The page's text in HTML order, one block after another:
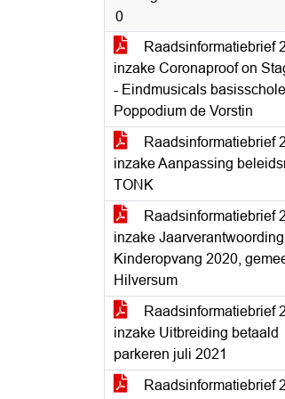
0
Raadsinformatiebrief
inzake Coronaproof on
- Eindmusicals
Poppodium de Vorstin
Raadsinformatiebrief
inzake Aanpassing
TONK
Raadsinformatiebrief
inzake Jaarverantwoording
Kinderopvang 2020,
Hilversum
Raadsinformatiebrief
inzake Uitbreiding betaald
parkeren juli 2021
Raadsinformatiebrief